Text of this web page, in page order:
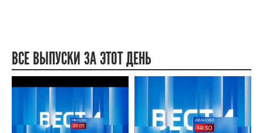
ВСЕ ВЫПУСКИ ЗА ЭТОТ ДЕНЬ